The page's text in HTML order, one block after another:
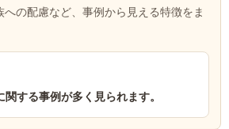
の配慮など、事例から見える特徴をま
する事例が多く見られます。